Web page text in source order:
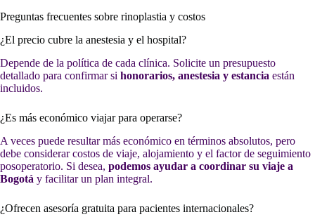
Preguntas frecuentes sobre rinoplastia y costos
¿El precio cubre la anestesia y el hospital?
Depende de la política de cada clínica. Solicite un presupuesto
detallado para confirmar si honorarios, anestesia y estancia están
incluidos.
¿Es más económico viajar para operarse?
A veces puede resultar más económico en términos absolutos, pero
debe considerar costos de viaje, alojamiento y el factor de seguimiento
posoperatorio. Si desea, podemos ayudar a coordinar su viaje a
Bogotá y facilitar un plan integral.
¿Ofrecen asesoría gratuita para pacientes internacionales?